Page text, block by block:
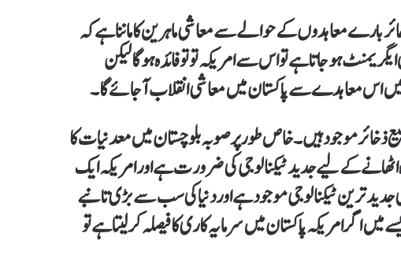
بارے معاہدوں کے حوالے سے معاشی ماہرین کا ماننا ہے کہ
ہو جاتا ہے تو اس سے امریکہ تو تو فائدہ ہو گا لیکن
اس معاہدے سے پاکستان میں معاشی انقلاب آ جائے گا۔
موجود ہیں۔ خاص طور پر صوبہ بلوچستان میں معدنیات کا
کے لیے جدید ٹیکنالوجی کی ضرورت ہے اور امریکہ ایک
ترین ٹیکنالوجی موجود ہے اور دنیا کی سب سے بڑی تانبے
اگر امریکہ پاکستان میں سرمایہ کاری کا فیصلہ کر لیتا ہے تو